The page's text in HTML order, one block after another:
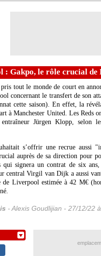
: Gakpo, le rôle crucial de
tout le monde de court en
concernant le transfert de son
cette saison). En effet, la
à Manchester United. Les Reds
Jürgen Klopp, selon
s’offrir une recrue aussi
auprès de sa direction pour
qui signera un contrat de six
central Virgil van Dijk a aussi
Liverpool estimée à 42 M€
- Alexis Goudlijian - 27/12/22